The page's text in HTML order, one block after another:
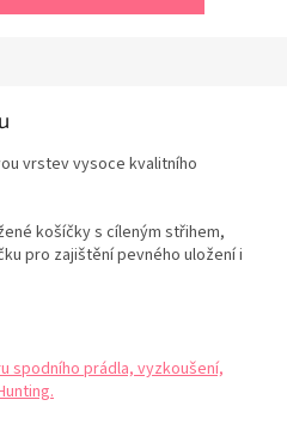
vrstev vysoce kvalitního
košíčky s cíleným střihem,
pro zajištění pevného uložení i
spodního prádla, vyzkoušení,